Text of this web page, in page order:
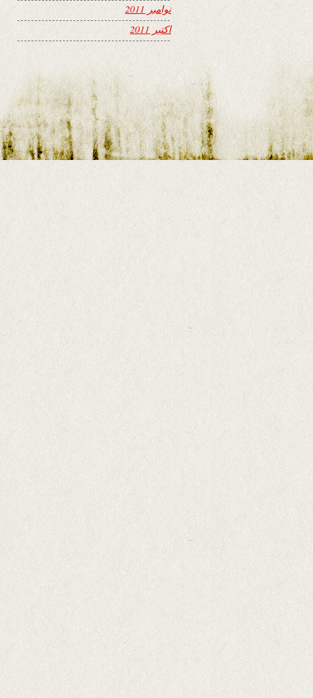
نوامبر 2011
اکتبر 2011